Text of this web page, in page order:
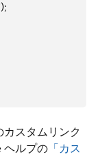
スタムリンク
ヘルプの 「カス